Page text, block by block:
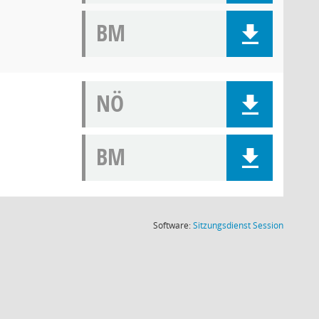
BM
NÖ
BM
Software:SitzungsdienstSession(Wird in